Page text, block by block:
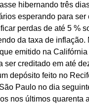
hibernando três
esperando para ser
perdas de até 5 %
da taxa de inflação.
emitido na
ser creditado em até
depósito feito no
Paulo no dia
nos últimos quarenta